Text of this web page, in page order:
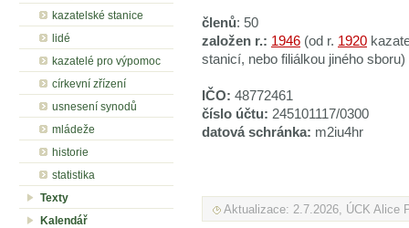
kazatelské stanice
lidé
kazatelé pro výpomoc
církevní zřízení
usnesení synodů
mládeže
historie
statistika
Texty
Kalendář
členů: 50
založen r.: 1946 (od r. 1920
stanicí, nebo filiálkou jiného sboru)
IČO: 48772461
číslo účtu: 245101117/0300
datová schránka: m2iu4hr
Aktualizace: 2.7.2026, ÚCK Alice